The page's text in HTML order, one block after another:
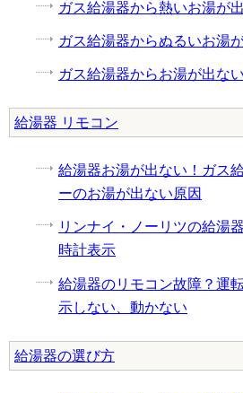
ガス給湯器から熱いお湯が
ガス給湯器からぬるいお湯
ガス給湯器からお湯が出な
給湯器 リモコン
給湯器お湯が出ない！ガス
ーのお湯が出ない原因
リンナイ・ノーリツの給湯
時計表示
給湯器のリモコン故障？運
示しない、動かない
給湯器の選び方